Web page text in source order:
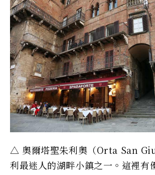
△ 奧爾塔聖朱利奧（Orta San
利最迷人的湖畔小鎮之一。這裡有